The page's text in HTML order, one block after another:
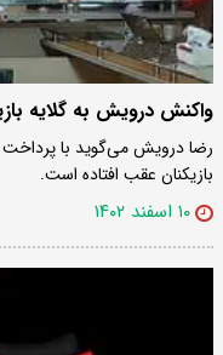
واکنش درویش به گلایه
رضا درویش می‌گوید با
بازیکنان عقب افتاده است.
۱۰ اسفند ۱۴۰۲